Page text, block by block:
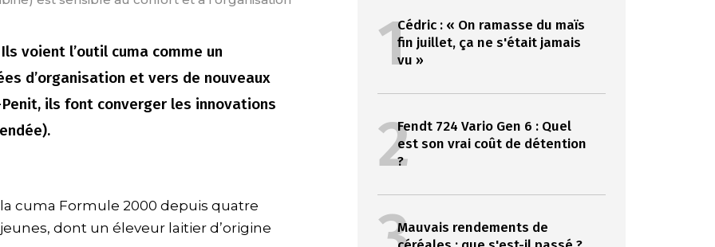
voient l’outil cuma comme un
d’organisation et vers de nouveaux
ils font converger les innovations
cuma Formule 2000 depuis quatre
dont un éleveur laitier d’origine
1Cédric : « On ramasse du maïs
fin juillet, ça ne s'était jamais
vu »
2Fendt 724 Vario Gen 6 : Quel
est son vrai coût de détention
?
Mauvais rendements de